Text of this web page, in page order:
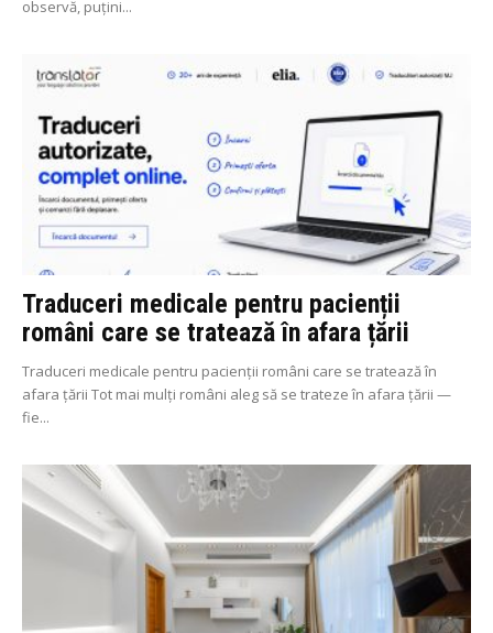
observă, puțini...
Traduceri medicale pentru pacienții
români care se tratează în afara țării
Traduceri medicale pentru pacienții români care se tratează în
afara țării Tot mai mulți români aleg să se trateze în afara țării —
fie...